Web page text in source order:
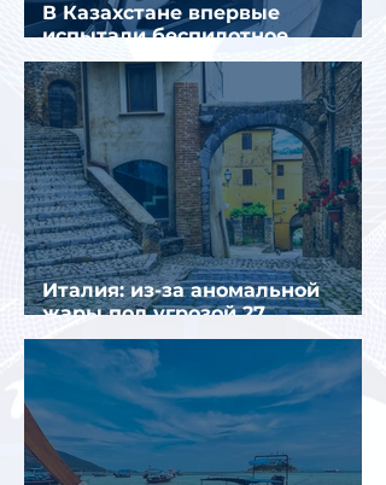
В Казахстане впервые
испытали беспилотное
аэротакси с пассажирами
Италия: из-за аномальной
жары под угрозой 27
крупнейших городов